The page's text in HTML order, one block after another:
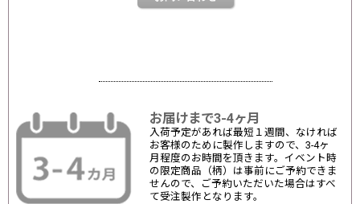
お届けまで3-4ヶ月
入荷予定があれば最短１週間、なければ
お客様のために製作しますので、3-4ヶ
月程度のお時間を頂きます。イベント時
の限定商品（柄）は事前にご予約できま
せんので、ご予約いただいた場合はすべ
て受注製作となります。